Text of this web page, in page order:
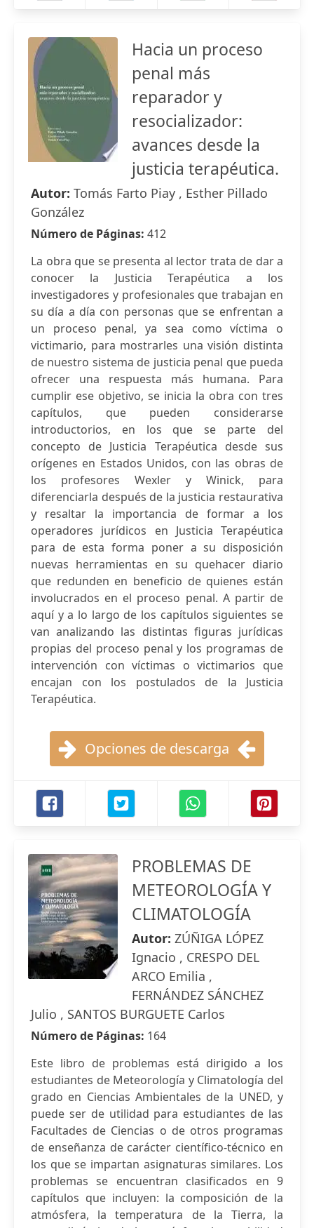
Hacia un proceso
penal más
reparador y
resocializador:
avances desde la
justicia terapéutica.
Autor: Tomás Farto Piay , Esther Pillado
González
Número de Páginas: 412
La obra que se presenta al lector trata de dar a
conocer la Justicia Terapéutica a los
investigadores y profesionales que trabajan en
su día a día con personas que se enfrentan a
un proceso penal, ya sea como víctima o
victimario, para mostrarles una visión distinta
de nuestro sistema de justicia penal que pueda
ofrecer una respuesta más humana. Para
cumplir ese objetivo, se inicia la obra con tres
capítulos, que pueden considerarse
introductorios, en los que se parte del
concepto de Justicia Terapéutica desde sus
orígenes en Estados Unidos, con las obras de
los profesores Wexler y Winick, para
diferenciarla después de la justicia restaurativa
y resaltar la importancia de formar a los
operadores jurídicos en Justicia Terapéutica
para de esta forma poner a su disposición
nuevas herramientas en su quehacer diario
que redunden en beneficio de quienes están
involucrados en el proceso penal. A partir de
aquí y a lo largo de los capítulos siguientes se
van analizando las distintas figuras jurídicas
propias del proceso penal y los programas de
intervención con víctimas o victimarios que
encajan con los postulados de la Justicia
Terapéutica.
Opciones de descarga
PROBLEMAS DE
METEOROLOGÍA Y
CLIMATOLOGÍA
Autor: ZÚÑIGA LÓPEZ
Ignacio , CRESPO DEL
ARCO Emilia ,
FERNÁNDEZ SÁNCHEZ
Julio , SANTOS BURGUETE Carlos
Número de Páginas: 164
Este libro de problemas está dirigido a los
estudiantes de Meteorología y Climatología del
grado en Ciencias Ambientales de la UNED, y
puede ser de utilidad para estudiantes de las
Facultades de Ciencias o de otros programas
de enseñanza de carácter científico-técnico en
los que se impartan asignaturas similares. Los
problemas se encuentran clasificados en 9
capítulos que incluyen: la composición de la
atmósfera, la temperatura de la Tierra, la